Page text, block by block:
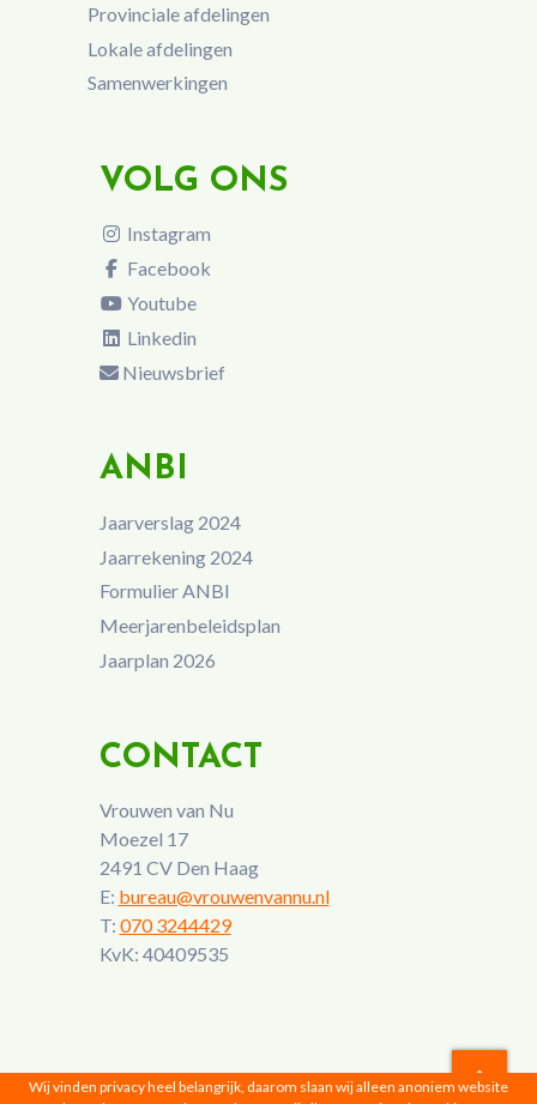
Provinciale afdelingen
Lokale afdelingen
Samenwerkingen
VOLG ONS
Instagram
Facebook
Youtube
Linkedin
Nieuwsbrief
ANBI
Jaarverslag 2024
Jaarrekening 2024
Formulier ANBI
Meerjarenbeleidsplan
Jaarplan 2026
CONTACT
Vrouwen van Nu
Moezel 17
2491 CV Den Haag
E: bureau@vrouwenvannu.nl
T: 070 3244429
KvK: 40409535
Wij vinden privacy heel belangrijk, daarom slaan wij alleen anoniem website